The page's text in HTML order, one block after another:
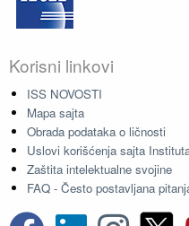
Korisni linkovi
ISS NOVOSTI
Mapa sajta
Obrada podataka o ličnosti
Uslovi korišćenja sajta
Zaštita intelektualne svojine
FAQ - Često postavljana